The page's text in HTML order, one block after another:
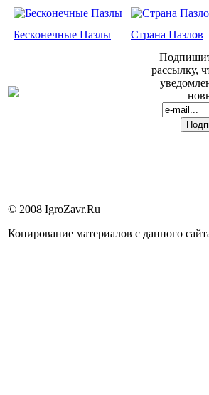
Бесконечные Пазлы Страна Пазлов
рассылку,
© 2008 IgroZavr.Ru
Копирование материалов с данного